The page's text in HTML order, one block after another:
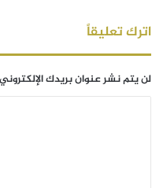
اترك تعليقاً
لن يتم نشر عنوان بريدك